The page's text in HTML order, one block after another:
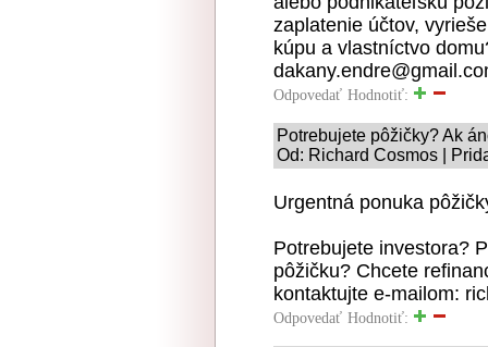
zaplatenie účtov,
kúpu a vlastníctvo
Odpovedať Hodnotiť:
Potrebujete pôžičky? Ak
Od: Richard Cosmos |
Urgentná ponuka
Potrebujete investora?
pôžičku? Chcete
kontaktujte e-mailom:
Odpovedať Hodnotiť: